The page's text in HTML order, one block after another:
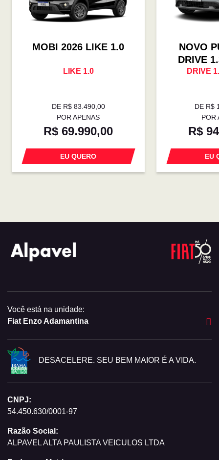
MOBI 2026 LIKE 1.0
LIKE 1.0
DE R$ 83.490,00
POR APENAS
R$ 69.990,00
EU QUERO
NOVO
DRIVE
DRIVE
DE R$
POR
R$
EU
Você está na unidade:
Fiat Enzo Adamantina
DESACELERE. SEU BEM MAIOR É A VIDA.
CNPJ:
54.450.630/0001-97
Razão Social:
ALPAVEL ALTA PAULISTA VEICULOS LTDA